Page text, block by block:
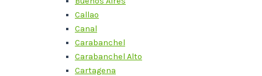
Callao
Canal
Carabanchel
Carabanchel Alto
Cartagena